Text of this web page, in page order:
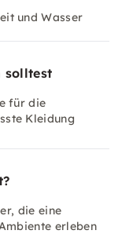
und Wasser
solltest
für die
Kleidung
die eine
erleben